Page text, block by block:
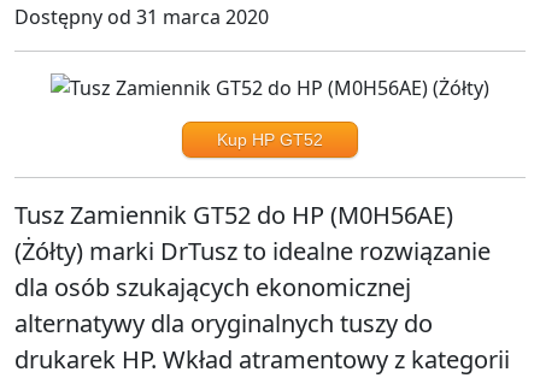
Dostępny od 31 marca 2020
Kup HP GT52
Tusz Zamiennik GT52 do HP (M0H56AE)
(Żółty) marki DrTusz to idealne rozwiązanie
dla osób szukających ekonomicznej
alternatywy dla oryginalnych tuszy do
drukarek HP. Wkład atramentowy z kategorii